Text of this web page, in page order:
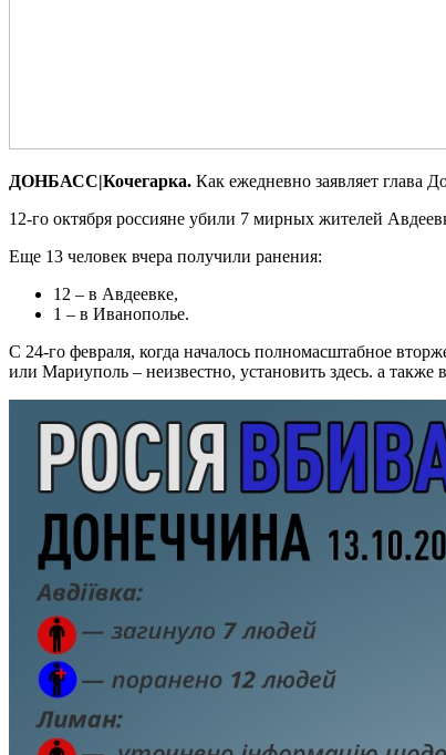
ДОНБАСС|Кочегарка. Как ежедневно заявляет глава
12-го октября россияне убили 7 мирных жителей
Еще 13 человек вчера получили ранения:
12 – в Авдеевке,
1 – в Иванополье.
С 24-го февраля, когда началось полномасштабное
или Мариуполь – неизвестно, установить здесь. а